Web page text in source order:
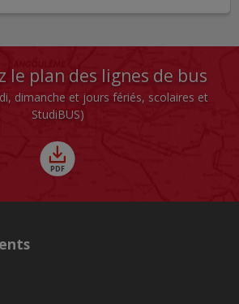
le plan des lignes de bus
dimanche et jours fériés, scolaires et
StudiBUS)